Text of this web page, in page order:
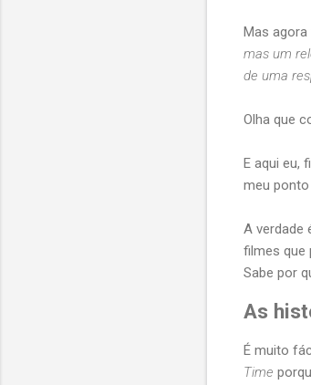
Mas agora
mas um
de uma
Olha que
E aqui eu,
meu ponto
A verdade
filmes que
Sabe por
As
É muito
Time